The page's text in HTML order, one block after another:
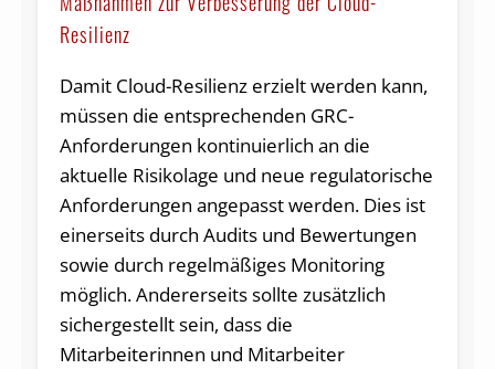
Resilienz
Damit Cloud-Resilienz erzielt werden kann,
müssen die entsprechenden GRC-
Anforderungen kontinuierlich an die
aktuelle Risikolage und neue regulatorische
Anforderungen angepasst werden. Dies ist
einerseits durch Audits und Bewertungen
sowie durch regelmäßiges Monitoring
möglich. Andererseits sollte zusätzlich
sichergestellt sein, dass die
Mitarbeiterinnen und Mitarbeiter